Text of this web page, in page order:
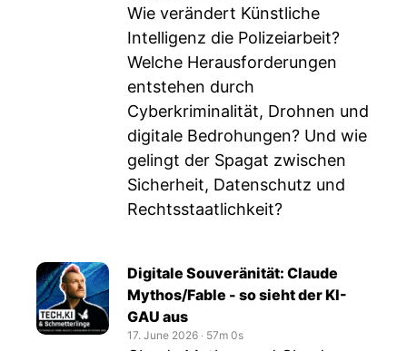
Wie verändert Künstliche
Intelligenz die Polizeiarbeit?
Welche Herausforderungen
entstehen durch
Cyberkriminalität, Drohnen und
digitale Bedrohungen? Und wie
gelingt der Spagat zwischen
Sicherheit, Datenschutz und
Rechtsstaatlichkeit?
Digitale Souveränität: Claude
Mythos/Fable - so sieht der KI-
GAU aus
17. June 2026 ‧ 57m 0s